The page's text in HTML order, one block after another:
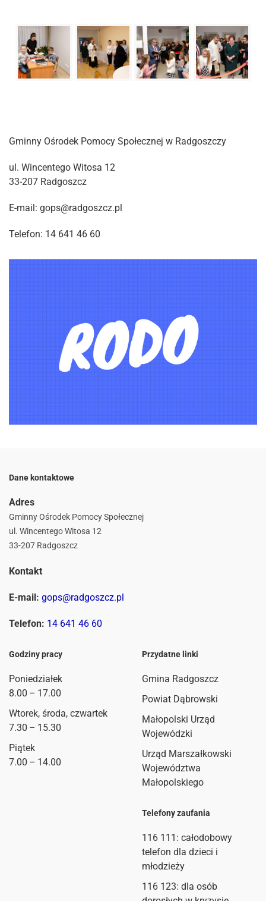
Gminny Ośrodek Pomocy Społecznej w Radgoszczy
ul. Wincentego Witosa 12
33-207 Radgoszcz
E-mail: gops@radgoszcz.pl
Telefon: 14 641 46 60
Dane kontaktowe
Adres
Gminny Ośrodek Pomocy Społecznej
ul. Wincentego Witosa 12
33-207 Radgoszcz
Kontakt
E-mail: gops@radgoszcz.pl
Telefon: 14 641 46 60
Godziny pracy
Poniedziałek
8.00 – 17.00
Wtorek, środa, czwartek
7.30 – 15.30
Piątek
7.00 – 14.00
Przydatne linki
Gmina Radgoszcz
Powiat Dąbrowski
Małopolski Urząd
Wojewódzki
Urząd Marszałkowski
Województwa
Małopolskiego
Telefony zaufania
116 111 : całodobowy
telefon dla dzieci i
młodzieży
116 123: dla osób